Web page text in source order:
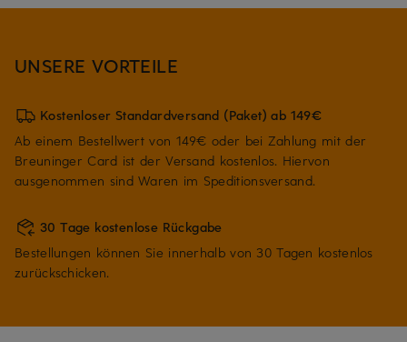
UNSERE VORTEILE
Kostenloser Standardversand (Paket) ab 149€
Ab einem Bestellwert von 149€ oder bei Zahlung mit der
Breuninger Card ist der Versand kostenlos. Hiervon
ausgenommen sind Waren im Speditionsversand.
30 Tage kostenlose Rückgabe
Bestellungen können Sie innerhalb von 30 Tagen kostenlos
zurückschicken.